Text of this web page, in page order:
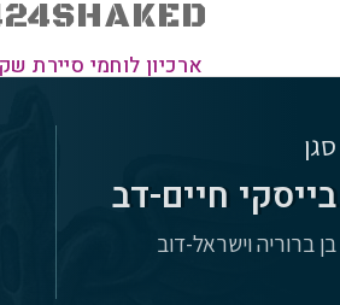
ארכיון לוחמי סיירת
סגן
בייסקי חיים-דב
בן ברוריה וישראל-דוב